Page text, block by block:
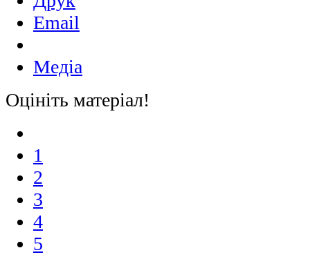
Email
Медіа
Оцініть матеріал!
1
2
3
4
5